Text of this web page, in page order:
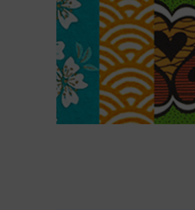
Accéder
au
contenu